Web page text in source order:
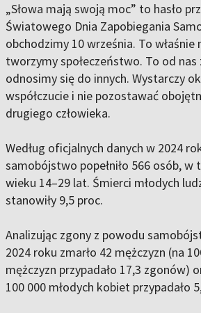
„Słowa mają swoją moc” to hasło
Światowego Dnia Zapobiegania
obchodzimy 10 września. To właśnie
tworzymy społeczeństwo. To od nas
odnosimy się do innych. Wystarczy
współczucie i nie pozostawać
drugiego człowieka.
Według oficjalnych danych w 2024
samobójstwo popełniło 566 osób, w
wieku 14–29 lat. Śmierci młodych
stanowiły 9,5 proc.
Analizując zgony z powodu
2024 roku zmarło 42 mężczyzn (na
mężczyzn przypadało 17,3 zgonów)
100 000 młodych kobiet przypadało